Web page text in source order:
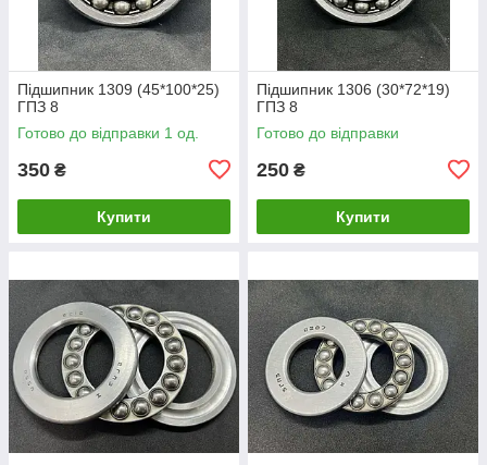
Підшипник 1309 (45*100*25)
ГПЗ 8
Готово до відправки 1 од.
350 ₴
Купити
Підшипник 1306 (30*72*19)
ГПЗ 8
Готово до відправки
250 ₴
Купити